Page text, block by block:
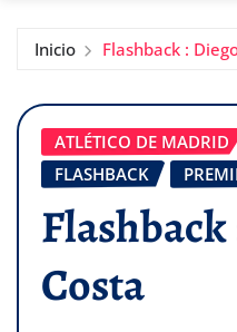
Inicio Flashback :
ATLÉTICO DE MADRID
FLASHBACK
Costa